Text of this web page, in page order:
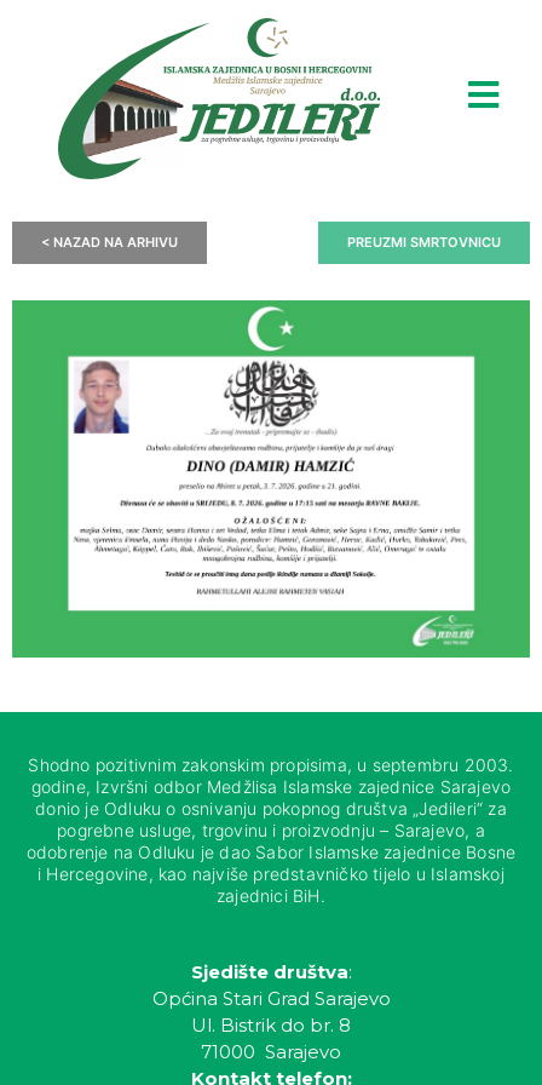
< NAZAD NA ARHIVU PREUZMI SMRTOVNICU
Shodno pozitivnim zakonskim propisima, u septembru 2003.
godine, Izvršni odbor Medžlisa Islamske zajednice Sarajevo
donio je Odluku o osnivanju pokopnog društva „Jedileri“ za
pogrebne usluge, trgovinu i proizvodnju – Sarajevo, a
odobrenje na Odluku je dao Sabor Islamske zajednice Bosne
i Hercegovine, kao najviše predstavničko tijelo u Islamskoj
zajednici BiH.
Sjedište društva:
Općina Stari Grad Sarajevo
Ul. Bistrik do br. 8
71000 Sarajevo
Kontakt telefon: